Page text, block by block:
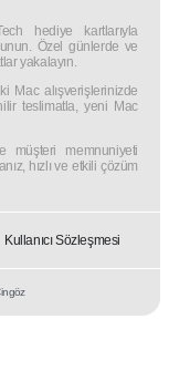
hediye kartlarıyla
Özel günlerde ve
yakalayın.
Mac alışverişlerinizde
teslimatla, yeni Mac
müşteri memnuniyeti
hızlı ve etkili çözüm
Kullanıcı Sözleşmesi